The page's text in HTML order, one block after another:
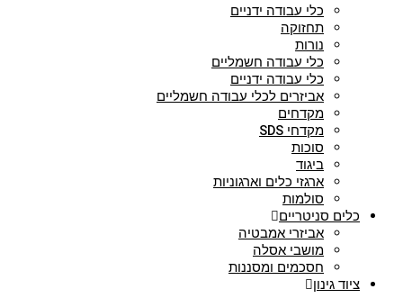
כלי עבודה ידניים
תחזוקה
נורות
כלי עבודה חשמליים
כלי עבודה ידניים
אביזרים לכלי עבודה חשמליים
מקדחים
מקדחי SDS
סוכות
ביגוד
ארגזי כלים וארגוניות
סולמות
כלים סניטריים
אביזרי אמבטיה
מושבי אסלה
חסכמים ומסננות
ציוד גינון